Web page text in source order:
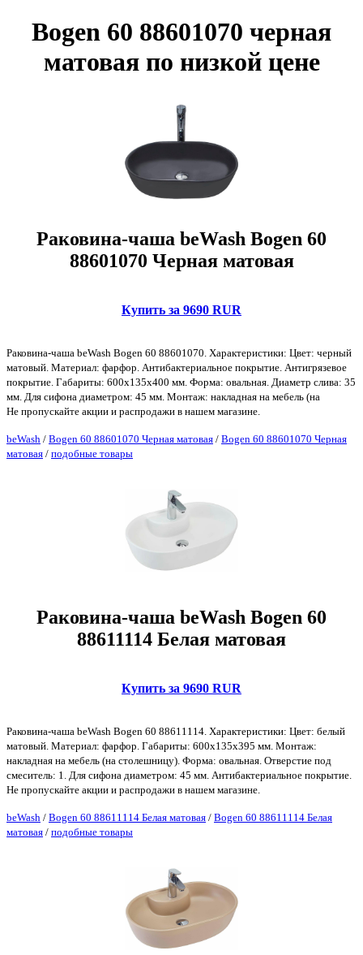
Bogen 60 88601070 черная
матовая по низкой цене
Раковина-чаша beWash Bogen 60
88601070 Черная матовая
Купить за 9690 RUR
Раковина-чаша beWash Bogen 60 88601070. Характеристики: Цвет: черный
матовый. Материал: фарфор. Антибактериальное покрытие. Антигрязевое
покрытие. Габариты: 600х135х400 мм. Форма: овальная. Диаметр слива: 35
мм. Для сифона диаметром: 45 мм. Монтаж: накладная на мебель (на
Не пропускайте акции и распродажи в нашем магазине.
beWash / Bogen 60 88601070 Черная матовая / Bogen 60 88601070 Черная
матовая / подобные товары
Раковина-чаша beWash Bogen 60
88611114 Белая матовая
Купить за 9690 RUR
Раковина-чаша beWash Bogen 60 88611114. Характеристики: Цвет: белый
матовый. Материал: фарфор. Габариты: 600х135х395 мм. Монтаж:
накладная на мебель (на столешницу). Форма: овальная. Отверстие под
смеситель: 1. Для сифона диаметром: 45 мм. Антибактериальное покрытие.
Не пропускайте акции и распродажи в нашем магазине.
beWash / Bogen 60 88611114 Белая матовая / Bogen 60 88611114 Белая
матовая / подобные товары